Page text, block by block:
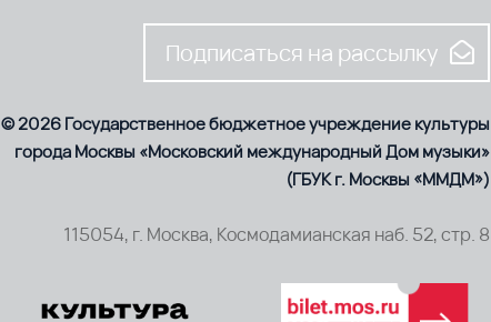
Подписаться на рассылку
© 2026 Государственное бюджетное учреждение культуры
города Москвы «Московский международный Дом музыки»
(ГБУК г. Москвы «ММДМ»)
115054, г. Москва, Космодамианская наб. 52, стр. 8